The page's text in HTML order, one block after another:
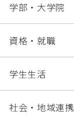
学部・大学院
資格・就職
学生生活
社会・地域連携